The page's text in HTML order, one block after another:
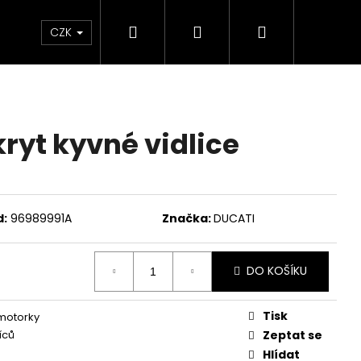
Chrániče Díly Doplňky a předměty
CZK Hledat PřihlášeníNákupní
kyvné vidlice
96989991A Značka:DUCATI
DO KOŠÍKU
Tisk
Zeptat se
Hlídat